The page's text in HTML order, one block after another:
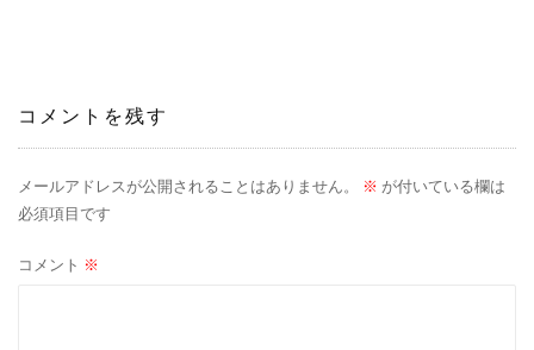
ー
シ
コメントを残す
メールアドレスが公開されることはありません。 ※ が付いている欄は
必須項目です
コメント ※